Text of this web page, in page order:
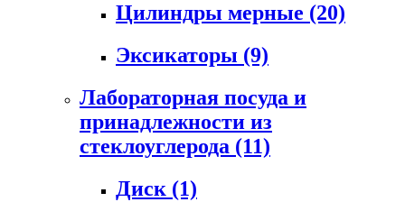
Цилиндры мерные (20)
Эксикаторы (9)
Лабораторная посуда и
принадлежности из
стеклоуглерода (11)
Диск (1)